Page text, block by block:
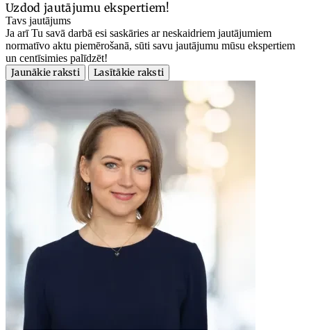
Uzdod jautājumu ekspertiem!
Tavs jautājums
Ja arī Tu savā darbā esi saskāries ar neskaidriem jautājumiem
normatīvo aktu piemērošanā, sūti savu jautājumu mūsu ekspertiem
un centīsimies palīdzēt!
Jaunākie raksti
Lasītākie raksti